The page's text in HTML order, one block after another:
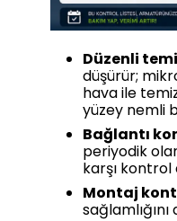
Düzenli
düşürür;
hava ile
yüzey nemli
Bağlantı
periyodik
karşı kontrol
Montaj